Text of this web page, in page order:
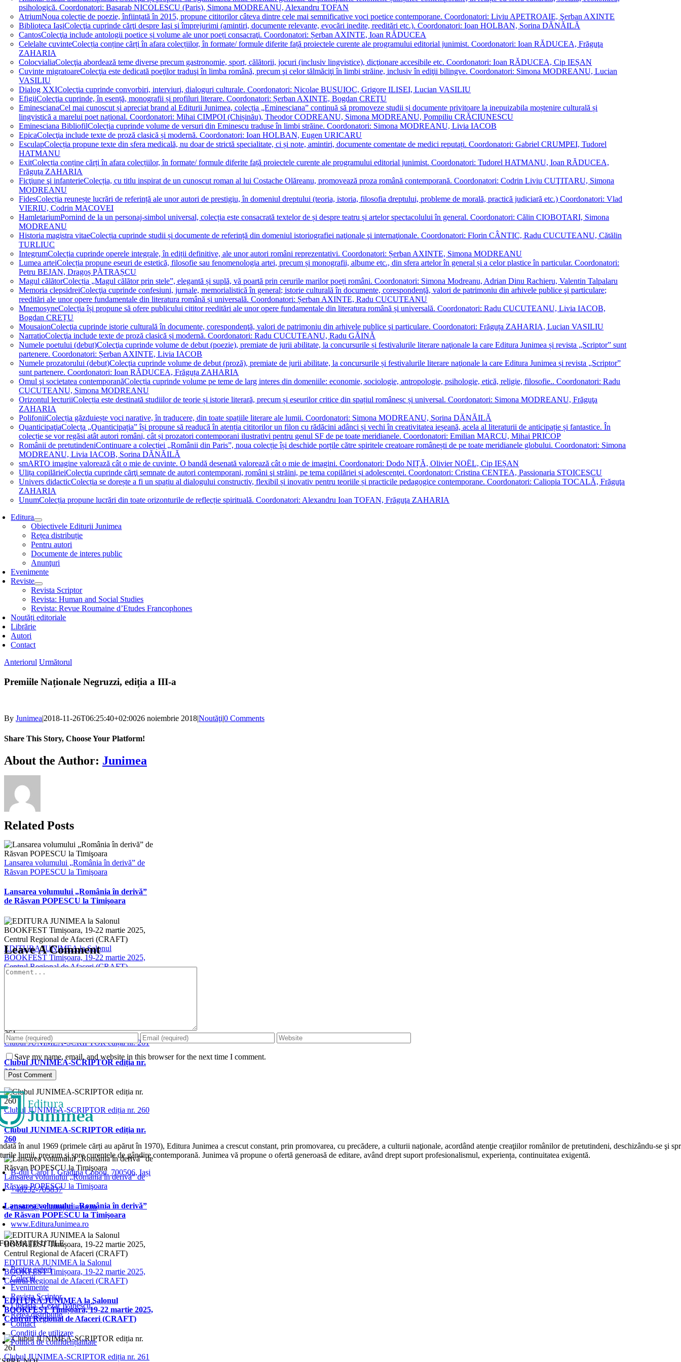
psihologică. Coordonatori: Basarab NICOLESCU (Paris), Simona MODREANU, Alexandru TOFAN
AtriumNoua colecție de poezie, înființată în 2015, propune cititorilor câteva dintre cele mai semnificative voci poetice contemporane. Coordonatori: Liviu APETROAIE, Şerban AXINTE
Biblioteca IaşiColecţia cuprinde cărţi despre Iaşi şi împrejurimi (amintiri, documente relevante, evocări inedite, reeditări etc.). Coordonatori: Ioan HOLBAN, Sorina DĂNĂILĂ
CantosColecţia include antologii poetice și volume ale unor poeți consacraţi. Coordonatori: Șerban AXINTE, Ioan RĂDUCEA
Celelalte cuvinteColecția conține cărți în afara colecțiilor, în formate/ formule diferite față proiectele curente ale programului editorial junimist. Coordonatori: Ioan RĂDUCEA, Frăguţa
ZAHARIA
ColocvialiaColecţia abordează teme diverse precum gastronomie, sport, călătorii, jocuri (inclusiv lingvistice), dicţionare accesibile etc. Coordonatori: Ioan RĂDUCEA, Cip IEȘAN
Cuvinte migratoareColecţia este dedicată poeţilor traduşi în limba română, precum şi celor tălmăciţi în limbi străine, inclusiv în ediţii bilingve. Coordonatori: Simona MODREANU, Lucian
VASILIU
Dialog XXIColecţia cuprinde convorbiri, interviuri, dialoguri culturale. Coordonatori: Nicolae BUSUIOC, Grigore ILISEI, Lucian VASILIU
EfigiiColecţia cuprinde, în esență, monografii și profiluri literare. Coordonatori: Șerban AXINTE, Bogdan CREŢU
EminescianaCel mai cunoscut și apreciat brand al Editurii Junimea, colecția „Eminesciana” continuă să promoveze studii și documente privitoare la inepuizabila moștenire culturală și
lingvistică a marelui poet național. Coordonatori: Mihai CIMPOI (Chișinău), Theodor CODREANU, Simona MODREANU, Pompiliu CRĂCIUNESCU
Eminesciana BibliofilColecția cuprinde volume de versuri din Eminescu traduse în limbi străine. Coordonatori: Simona MODREANU, Livia IACOB
EpicaColecţia include texte de proză clasică și modernă. Coordonatori: Ioan HOLBAN, Eugen URICARU
EsculapColecția propune texte din sfera medicală, nu doar de strictă specialitate, ci și note, amintiri, documente comentate de medici reputați. Coordonatori: Gabriel CRUMPEI, Tudorel
HATMANU
ExitColecția conține cărți în afara colecțiilor, în formate/ formule diferite față proiectele curente ale programului editorial junimist. Coordonatori: Tudorel HATMANU, Ioan RĂDUCEA,
Frăguţa ZAHARIA
Ficţiune şi infanterieColecția, cu titlu inspirat de un cunoscut roman al lui Costache Olăreanu, promovează proza română contemporană. Coordonatori: Codrin Liviu CUŢITARU, Simona
MODREANU
FidesColecția reunește lucrări de referință ale unor autori de prestigiu, în domeniul dreptului (teoria, istoria, filosofia dreptului, probleme de morală, practică judiciară etc.) Coordonatori: Vlad
VIERIU, Codrin MACOVEI
HamletariumPornind de la un personaj-simbol universal, colecția este consacrată textelor de și despre teatru și artelor spectacolului în general. Coordonatori: Călin CIOBOTARI, Simona
MODREANU
Historia magistra vitaeColecția cuprinde studii și documente de referință din domeniul istoriografiei naţionale şi internaţionale. Coordonatori: Florin CÂNTIC, Radu CUCUTEANU, Cătălin
TURLIUC
IntegrumColecția cuprinde operele integrale, în ediții definitive, ale unor autori români reprezentativi. Coordonatori: Șerban AXINTE, Simona MODREANU
Lumea arteiColecția propune eseuri de estetică, filosofie sau fenomenologia artei, precum și monografii, albume etc., din sfera artelor în general și a celor plastice în particular. Coordonatori:
Petru BEJAN, Dragoș PĂTRAȘCU
Magul călătorColecția „Magul călător prin stele”, elegantă și suplă, vă poartă prin cerurile marilor poeți români. Coordonatori: Simona Modreanu, Adrian Dinu Rachieru, Valentin Talpalaru
Memoria clepsidreiColecţia cuprinde confesiuni, jurnale, memorialistică în general; istorie culturală în documente, corespondență, valori de patrimoniu din arhivele publice şi particulare;
reeditări ale unor opere fundamentale din literatura română și universală. Coordonatori: Șerban AXINTE, Radu CUCUTEANU
MnemosyneColecția își propune să ofere publicului cititor reeditări ale unor opere fundamentale din literatura română și universală. Coordonatori: Radu CUCUTEANU, Livia IACOB,
Bogdan CREȚU
MousaionColecţia cuprinde istorie culturală în documente, corespondenţă, valori de patrimoniu din arhivele publice şi particulare. Coordonatori: Frăguța ZAHARIA, Lucian VASILIU
NarratioColecţia include texte de proză clasică și modernă. Coordonatori: Radu CUCUTEANU, Radu GĂINĂ
Numele poetului (debut)Colecţia cuprinde volume de debut (poezie), premiate de jurii abilitate, la concursurile și festivalurile literare naţionale la care Editura Junimea și revista „Scriptor” sunt
partenere. Coordonatori: Șerban AXINTE, Livia IACOB
Numele prozatorului (debut)Colecţia cuprinde volume de debut (proză), premiate de jurii abilitate, la concursurile și festivalurile literare naţionale la care Editura Junimea și revista „Scriptor”
sunt partenere. Coordonatori: Ioan RĂDUCEA, Frăguța ZAHARIA
Omul şi societatea contemporanăColecția cuprinde volume pe teme de larg interes din domeniile: economie, sociologie, antropologie, psihologie, etică, religie, filosofie.. Coordonatori: Radu
CUCUTEANU, Simona MODREANU
Orizontul lecturiiColecția este destinată studiilor de teorie și istorie literară, precum și eseurilor critice din spațiul românesc și universal. Coordonatori: Simona MODREANU, Frăguţa
ZAHARIA
PolifoniiColecția găzduiește voci narative, în traducere, din toate spațiile literare ale lumii. Coordonatori: Simona MODREANU, Sorina DĂNĂILĂ
QuanticipaţiaColecța „Quanticipația” își propune să readucă în atenția cititorilor un filon cu rădăcini adânci și vechi în creativitatea ieșeană, acela al literaturii de anticipație și fantastice. În
colecție se vor regăsi atât autori români, cât și prozatori contemporani ilustrativi pentru genul SF de pe toate meridianele. Coordonatori: Emilian MARCU, Mihai PRICOP
Românii de pretutindeniContinuare a colecției „Românii din Paris”, noua colecție își deschide porțile către spiritele creatoare românești de pe toate meridianele globului. Coordonatori: Simona
MODREANU, Livia IACOB, Sorina DĂNĂILĂ
smARTO imagine valorează cât o mie de cuvinte. O bandă desenată valorează cât o mie de imagini. Coordonatori: Dodo NIȚĂ, Olivier NOËL, Cip IEȘAN
Ulița copilărieiColecţia cuprinde cărţi semnate de autori contemporani, români şi străini, pe tema copilăriei și adolescenţei. Coordonatori: Cristina CENTEA, Passionaria STOICESCU
Univers didacticColecția se dorește a fi un spațiu al dialogului constructiv, flexibil și inovativ pentru teoriile și practicile pedagogice contemporane. Coordonatori: Caliopia TOCALĂ, Frăguţa
ZAHARIA
UnumColecția propune lucrări din toate orizonturile de reflecție spirituală. Coordonatori: Alexandru Ioan TOFAN, Frăguţa ZAHARIA
Editura
Obiectivele Editurii Junimea
Rețea distribuție
Pentru autori
Documente de interes public
Anunţuri
Evenimente
Reviste
Revista Scriptor
Revista: Human and Social Studies
Revista: Revue Roumaine d’Etudes Francophones
Noutăți editoriale
Librărie
Autori
Contact
Anteriorul Următorul
Premiile Naționale Negruzzi, ediția a III-a
By Junimea|2018-11-26T06:25:40+02:0026 noiembrie 2018|Noutăţi|0 Comments
Share This Story, Choose Your Platform!
Facebook
X
Bluesky
Reddit
LinkedIn
WhatsApp
Telegram
Tumblr
Xing
Email
Copy
Link
About the Author: Junimea
Related Posts
Lansarea volumului „România în derivă” de
Răsvan POPESCU la Timişoara
Lansarea volumului „România în derivă”
de Răsvan POPESCU la Timişoara
EDITURA JUNIMEA la Salonul
BOOKFEST Timișoara, 19-22 martie 2025,
Centrul Regional de Afaceri (CRAFT)
Clubul JUNIMEA-SCRIPTOR ediția nr. 261
Clubul JUNIMEA-SCRIPTOR ediția nr.
261
Clubul JUNIMEA-SCRIPTOR ediția nr. 260
Clubul JUNIMEA-SCRIPTOR ediția nr.
260
Lansarea volumului „România în derivă” de
Răsvan POPESCU la Timişoara
Lansarea volumului „România în derivă”
de Răsvan POPESCU la Timişoara
EDITURA JUNIMEA la Salonul
BOOKFEST Timișoara, 19-22 martie 2025,
Centrul Regional de Afaceri (CRAFT)
EDITURA JUNIMEA la Salonul
BOOKFEST Timișoara, 19-22 martie 2025,
Centrul Regional de Afaceri (CRAFT)
Clubul JUNIMEA-SCRIPTOR ediția nr. 261
Leave A Comment
Comment
Save my name, email, and website in this browser for the next time I comment.
în anul 1969 (primele cărți au apărut în 1970), Editura Junimea a crescut constant, prin promovarea, cu precădere, a culturii naţionale, acordând atenţie creaţiilor românilor de pretutindeni, deschizându-se şi
lumii, precum şi spre curentele de gândire contemporană. Junimea vă propune o ofertă generoasă de editare, având drept suport profesionalismul, experiența, continuitatea exigentă.
B-dul Carol I, Grădina Copou, 700506, Iași
+40232-705837
contact@editurajunimea.ro
www.EdituraJunimea.ro
UTILE
Pentru autori
Colecţii
Evenimente
Revista Scriptor
Librăria „Cezar Ivănescu”
Rețea distribuție
Contact
Condiţii de utilizare
Politică de confidențialitate